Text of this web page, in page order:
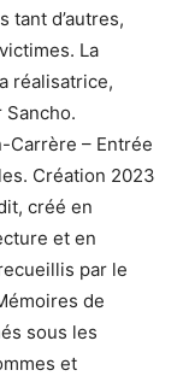
tant d’autres,
La
réalisatrice,
Carrère – Entrée
Création 2023
créé en
et en
par le
de
sous les
et